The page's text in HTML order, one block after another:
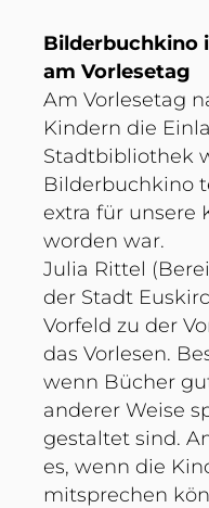
Bilderbuchkino
am Vorlesetag
Am Vorlesetag
Kindern die
Stadtbibliothek
Bilderbuchkino
extra für unsere
worden war.
Julia Rittel
der Stadt
Vorfeld zu der
das Vorlesen.
wenn Bücher
anderer Weise
gestaltet sind.
es, wenn die
mitsprechen